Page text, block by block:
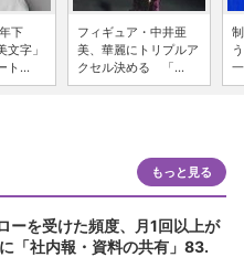
下
文字」
ト...
フィギュア・中井亜
美、華麗にトリプルア
クセル決める 「...
もっと見る
ーを受けた頻度、月1回以上が
「社内報・資料の共有」83.